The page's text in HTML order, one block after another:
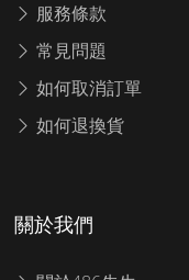
服務條款
常見問題
如何取消訂單
如何退換貨
關於我們